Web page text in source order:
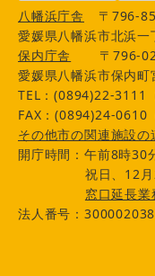
八幡浜庁舎
〒796-
愛媛県八幡浜市北浜一
保内庁舎
〒796-
愛媛県八幡浜市保内
TEL：(0894)22-3111
FAX：(0894)24-0610
その他市の関連施設の
開庁時間：午前8時30
祝日、12
窓口延長
法人番号：